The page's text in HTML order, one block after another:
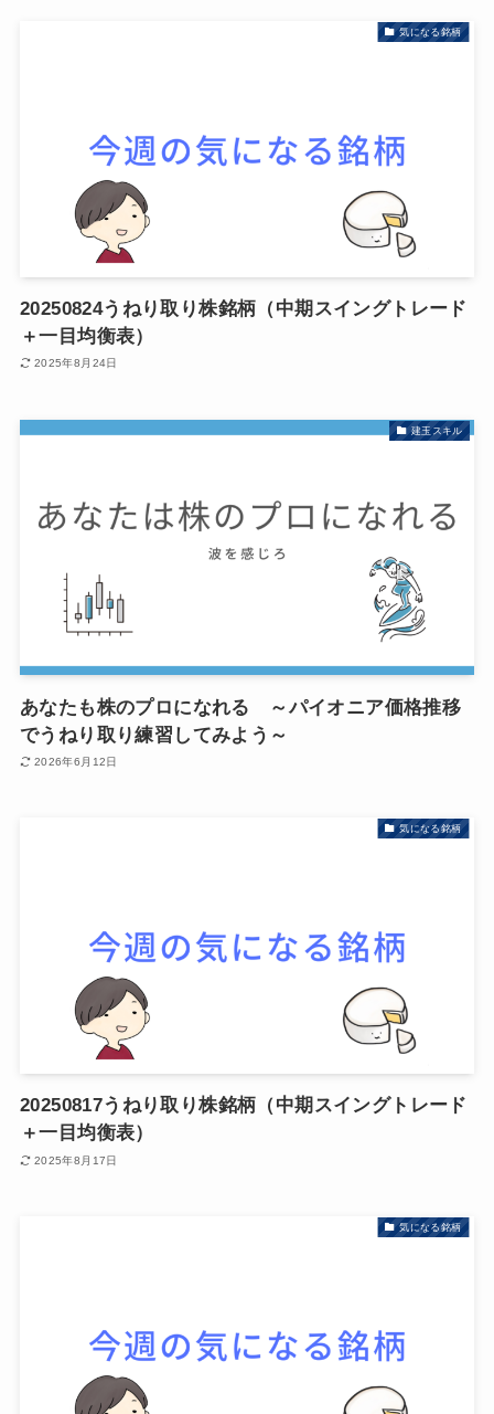
気になる銘柄
20250824うねり取り株銘柄（中期スイングトレード
＋一目均衡表）
2025年8月24日
建玉スキル
あなたも株のプロになれる ～パイオニア価格推移
でうねり取り練習してみよう～
2026年6月12日
気になる銘柄
20250817うねり取り株銘柄（中期スイングトレード
＋一目均衡表）
2025年8月17日
気になる銘柄